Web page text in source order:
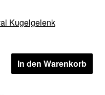
Kugelgelenk
In den Warenkorb